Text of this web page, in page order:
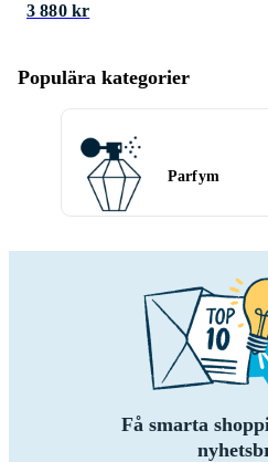
3 880 kr
Populära kategorier
Parfym
Få smarta